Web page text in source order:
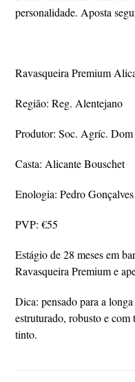
personalidade. Aposta
Ravasqueira Premium
Região: Reg. Alentejano
Produtor: Soc. Agríc.
Casta: Alicante Bouschet
Enologia: Pedro Gonçalves
PVP: €55
Estágio de 28 meses em
Ravasqueira Premium e
Dica: pensado para a
estruturado, robusto e com
tinto.